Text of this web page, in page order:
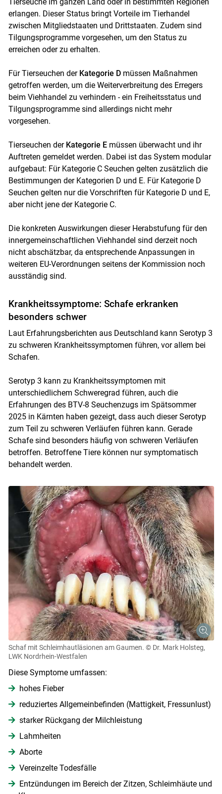
Skip to main content
erlangen. Dieser Status bringt Vorteile im Tierhandel
zwischen Mitgliedstaaten und Drittstaaten. Zudem sind
Tilgungsprogramme vorgesehen, um den Status zu
erreichen oder zu erhalten.
Für Tierseuchen der Kategorie Dmüssen Maßnahmen
getroffen werden, um die Weiterverbreitung des Erregers
beim Viehhandel zu verhindern - ein Freiheitsstatus und
Tilgungsprogramme sind allerdings nicht mehr
vorgesehen.
Tierseuchen der Kategorie Emüssen überwacht und ihr
Auftreten gemeldet werden. Dabei ist das System modular
aufgebaut: Für Kategorie C Seuchen gelten zusätzlich die
Bestimmungen der Kategorien D und E. Für Kategorie D
Seuchen gelten nur die Vorschriften für Kategorie D und E,
aber nicht jene der Kategorie C.
Die konkreten Auswirkungen dieser Herabstufung für den
innergemeinschaftlichen Viehhandel sind derzeit noch
nicht abschätzbar, da entsprechende Anpassungen in
weiteren EU-Verordnungen seitens der Kommission noch
ausständig sind.
Krankheitssymptome: Schafe erkranken
besonders schwer
Laut Erfahrungsberichten aus Deutschland kann Serotyp 3
zu schweren Krankheitssymptomen führen, vor allem bei
Schafen.
Serotyp 3 kann zu Krankheitssymptomen mit
unterschiedlichem Schweregrad führen, auch die
Erfahrungen des BTV-8 Seuchenzugs im Spätsommer
2025 in Kärnten haben gezeigt, dass auch dieser Serotyp
zum Teil zu schweren Verläufen führen kann. Gerade
Schafe sind besonders häufig von schweren Verläufen
betroffen. Betroffene Tiere können nur symptomatisch
behandelt werden.
Schaf mit Schleimhautläsionen am Gaumen. © Dr. Mark Holsteg,
LWK Nordrhein-Westfalen
Diese Symptome umfassen:
hohes Fieber
reduziertes Allgemeinbefinden (Mattigkeit, Fressunlust)
starker Rückgang der Milchleistung
Lahmheiten
Aborte
Vereinzelte Todesfälle
Entzündungen im Bereich der Zitzen, Schleimhäute und